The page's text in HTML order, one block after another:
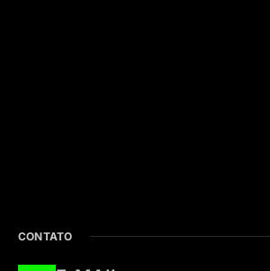
CONTATO